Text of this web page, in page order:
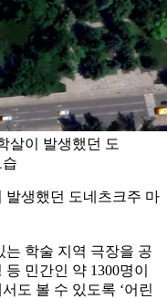
살이 발생했던 도
발생했던 도네츠크주 마
는 학술 지역 극장을 공
민간인 약 1300명이
도 볼 수 있도록 ‘어린